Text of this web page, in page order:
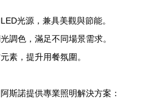
光源，兼具美觀與節能。
調色，滿足不同場景需求。
素，提升用餐氛圍。
斯諾提供專業照明解決方案：